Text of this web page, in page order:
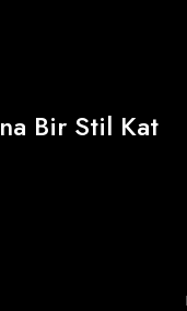
Bir Stil Kat